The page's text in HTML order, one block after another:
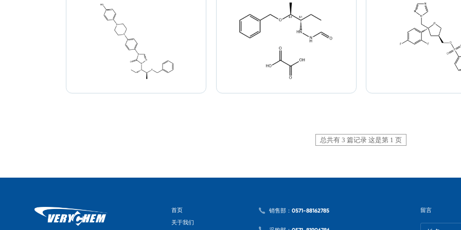
总共有 3 篇记录 这是第 1 页
首页
关于我们
销售部：0571-88162785 留言